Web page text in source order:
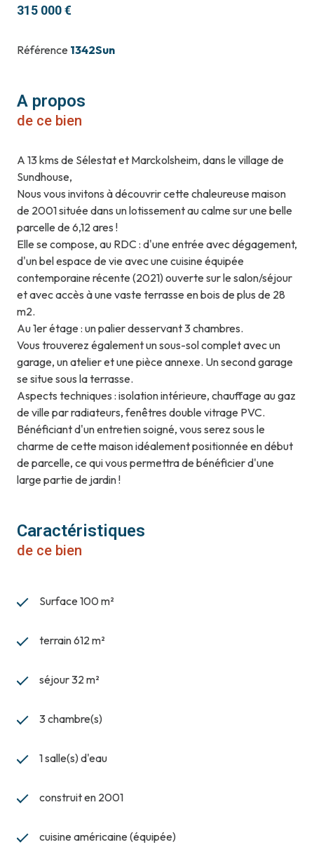
315 000 €
Référence 1342Sun
A propos
de ce bien
A 13 kms de Sélestat et Marckolsheim, dans le village de
Sundhouse,
Nous vous invitons à découvrir cette chaleureuse maison
de 2001 située dans un lotissement au calme sur une belle
parcelle de 6,12 ares !
Elle se compose, au RDC : d'une entrée avec dégagement,
d'un bel espace de vie avec une cuisine équipée
contemporaine récente (2021) ouverte sur le salon/séjour
et avec accès à une vaste terrasse en bois de plus de 28
m2.
Au 1er étage : un palier desservant 3 chambres.
Vous trouverez également un sous-sol complet avec un
garage, un atelier et une pièce annexe. Un second garage
se situe sous la terrasse.
Aspects techniques : isolation intérieure, chauffage au gaz
de ville par radiateurs, fenêtres double vitrage PVC.
Bénéficiant d'un entretien soigné, vous serez sous le
charme de cette maison idéalement positionnée en début
de parcelle, ce qui vous permettra de bénéficier d'une
large partie de jardin !
Caractéristiques
de ce bien
Surface 100 m²
terrain 612 m²
séjour 32 m²
3 chambre(s)
1 salle(s) d'eau
construit en 2001
cuisine américaine (équipée)